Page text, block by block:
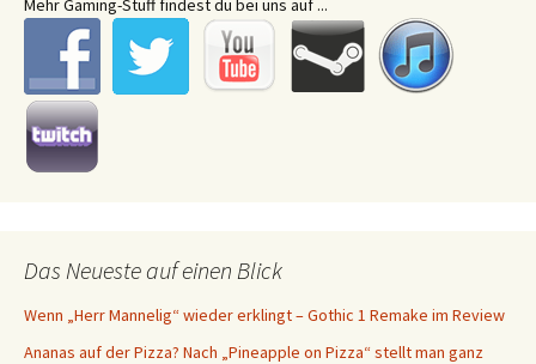
Mehr Gaming-Stuff findest du bei uns auf ...
Das Neueste auf einen Blick
Wenn „Herr Mannelig“ wieder erklingt – Gothic 1 Remake im Review
Ananas auf der Pizza? Nach „Pineapple on Pizza“ stellt man ganz